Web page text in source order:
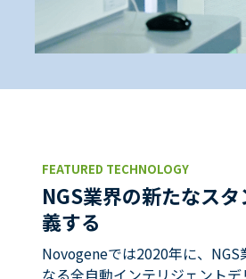
FEATURED TECHNOLOGY